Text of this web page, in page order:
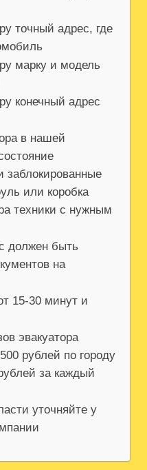
точный адрес, где
марку и модель
конечный адрес
в нашей
заблокированные
или коробка
техники с нужным
должен быть
на
15-30 минут и
эвакуатора
рублей по городу
за каждый
уточняйте у